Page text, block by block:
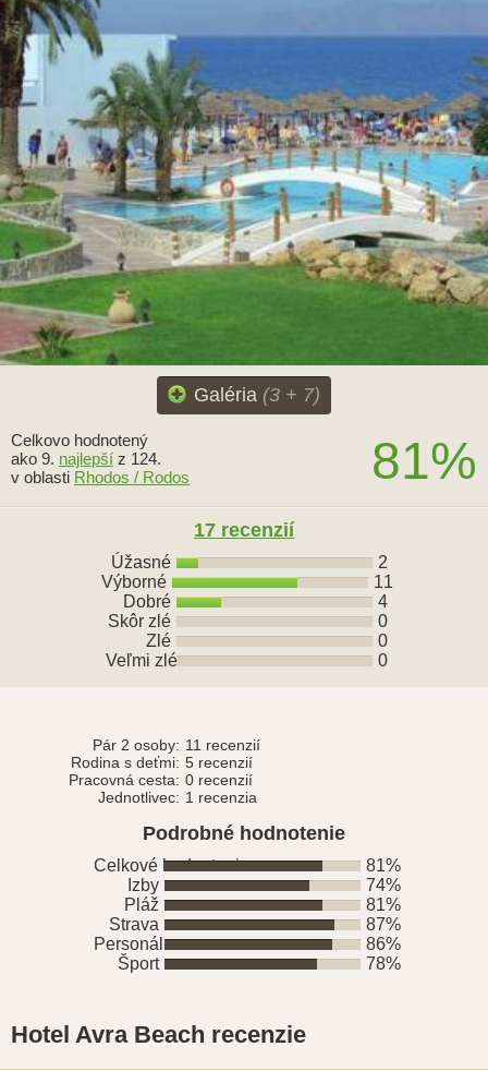
Galéria (3 + 7)
81%
Celkovo hodnotený
ako 9. najlepší z 124.
v oblasti Rhodos / Rodos
17 recenzií
Úžasné
2
Výborné
11
Dobré
4
Skôr zlé
0
Zlé
0
Veľmi zlé
0
Pár 2 osoby: 11 recenzií
Rodina s deťmi: 5 recenzií
Pracovná cesta: 0 recenzií
Jednotlivec: 1 recenzia
Podrobné hodnotenie
Celkové hodnotenie
81%
Izby
74%
Pláž
81%
Strava
87%
Personál
86%
Šport
78%
Hotel Avra Beach recenzie